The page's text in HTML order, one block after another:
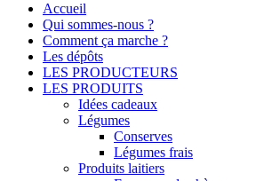
Accueil
Qui sommes-nous ?
Comment ça marche ?
Les dépôts
LES PRODUCTEURS
LES PRODUITS
Idées cadeaux
Légumes
Conserves
Légumes frais
Produits laitiers